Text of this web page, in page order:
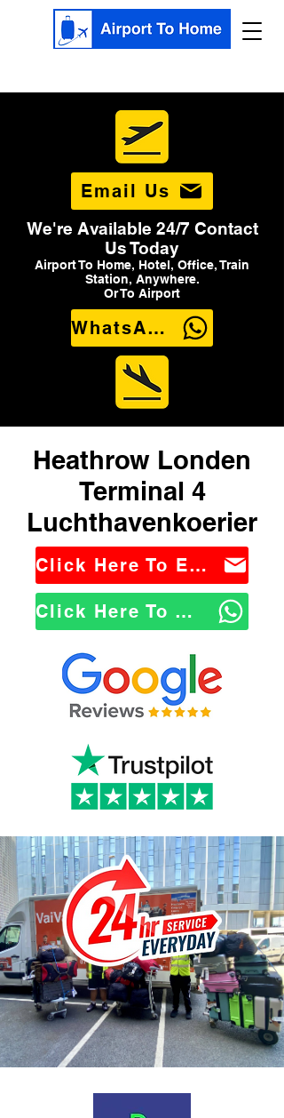
Email Us
We're Available 24/7 Contact
Us Today
Airport To Home, Hotel, Office, Train
Station, Anywhere.
Or To Airport
WhatsApp Us
Heathrow Londen
Terminal 4
Luchthavenkoerier
Click Here To Email Us
Click Here To WhatsApp Us